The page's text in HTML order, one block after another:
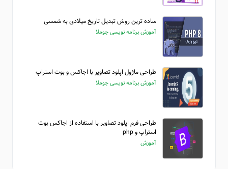
ساده ترین روش تبدیل تاریخ میلادی به شمسی
آموزش برنامه نویسی جوملا
طراحی ماژول اپلود تصاویر با اجاکس و بوت استراپ
آموزش برنامه نویسی جوملا
طراحی فرم اپلود تصاویر با استفاده از اجاکس بوت
استراپ و php
آموزش